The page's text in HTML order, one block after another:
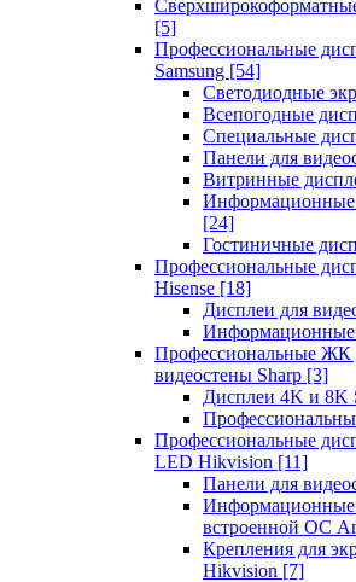
[5]
Профессиональные
Samsung [54]
Светодиодные
Всепогодные
Специальные
Панели для
Витринные
Информационные
[24]
Гостиничные
Профессиональные
Hisense [18]
Дисплеи для
Информационные
Профессиональные ЖК
видеостены Sharp [3]
Дисплеи 4K и 8K
Профессиональные
LED Hikvision [11]
Панели для
Информационные
встроенной ОС
Крепления для
Hikvision [7]